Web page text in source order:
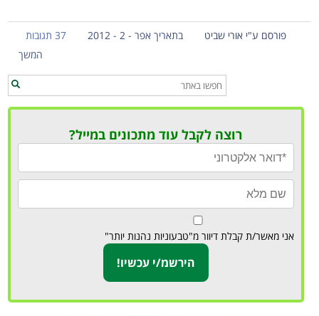
פורסם ע"י אורי שביט בתאריך אפר - 2 - 2012
37 תגובות
המשך
רוצה לקבל עוד מתכונים במייל?
אני מאשר/ת קבלת דיוור מ"טבעוניות נהנות יותר"